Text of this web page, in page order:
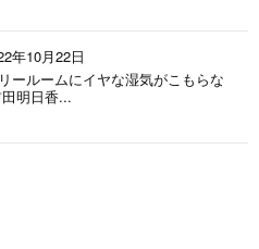
年10月22日
ールームにイヤな湿気がこもらな
明日香...